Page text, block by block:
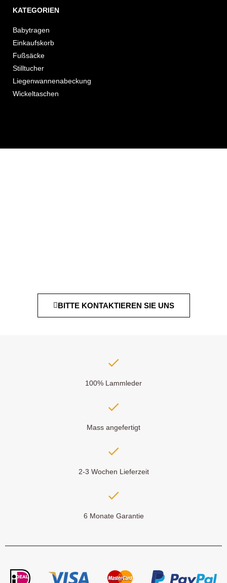
KATEGORIEN
Babytragen
Einkaufskorb
Fußsäcke
Stilltucher
Liegenwannenabeckung
Wickeltaschen
BITTE KONTAKTIEREN SIE UNS
100% Lammleder
Mass angefertigt
2-3 Wochen Lieferzeit
6 Monate Garantie